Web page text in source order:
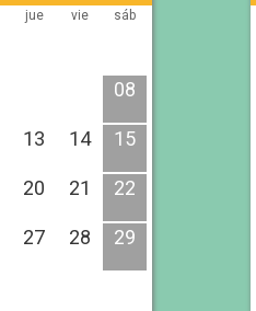
jue vie sáb
08
13 14 15
20 21 22
27 28 29